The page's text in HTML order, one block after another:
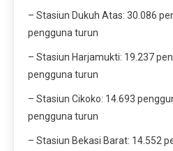
– Stasiun Dukuh Atas: 30.086
pengguna turun
– Stasiun Harjamukti: 19.237
pengguna turun
– ⁠Stasiun Cikoko: 14.693
pengguna turun
– ⁠Stasiun Bekasi Barat: 14.552